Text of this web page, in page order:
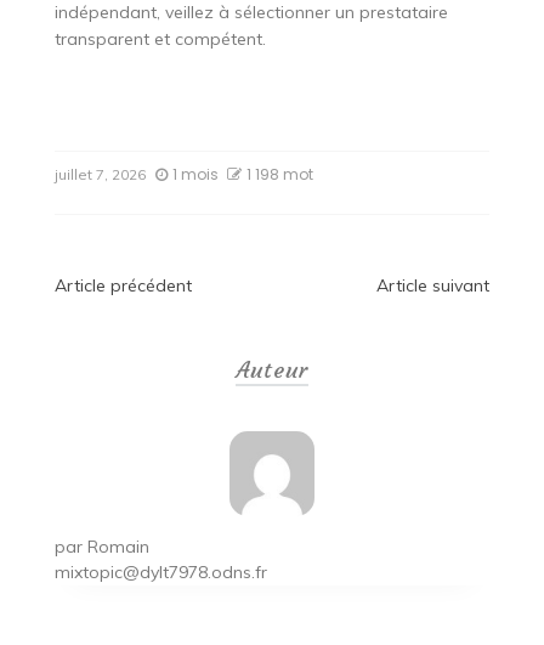
indépendant, veillez à sélectionner un prestataire
transparent et compétent.
juillet 7, 2026 1 mois 1 198 mot
Navigation
Article précédent Article suivant
Auteur
par Romain
mixtopic@dylt7978.odns.fr